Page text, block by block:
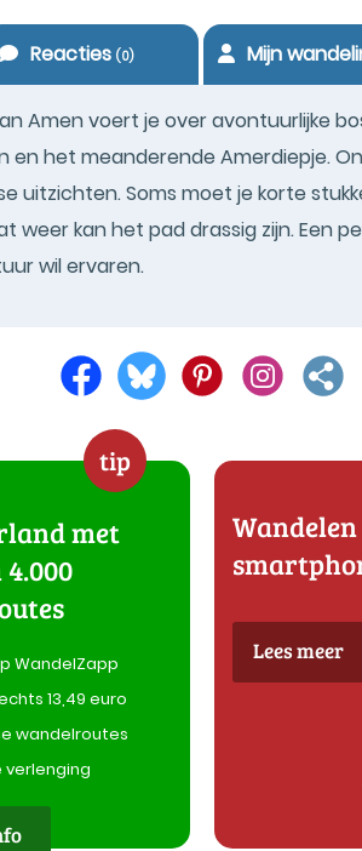
Reacties(0) Mijn
Amen voert je over avontuurlijke
en het meanderende Amerdiepje.
uitzichten. Soms moet je korte
weer kan het pad drassig zijn. Een
wil ervaren.
tip
met
WandelZapp
13,49 euro
wandelroutes
Lees meer